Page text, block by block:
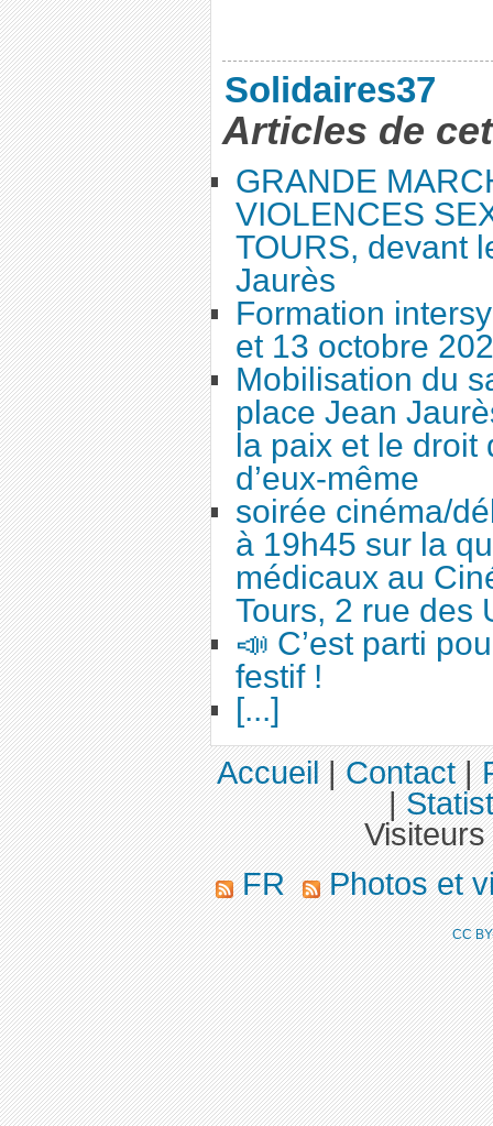
Solidaires37
Articles de
GRANDE
VIOLENCES
TOURS, devant
Jaurès
Formation
et 13 octobre
Mobilisation du
place Jean
la paix et le droit
d’eux-même
soirée cinéma/
à 19h45 sur la
médicaux au
Tours, 2 rue des
📣 C’est parti
festif !
[...]
Accueil|Contact|
|
FR
Photos et
CC